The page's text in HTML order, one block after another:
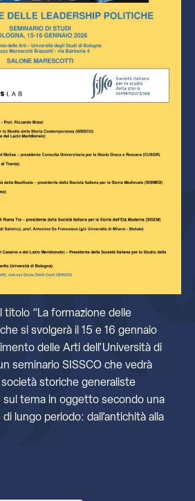
titolo “La formazione delle
si svolgerà il 15 e 16 gennaio
delle Arti dell’Università di
seminario SISSCO che vedrà
storiche generaliste
sul tema in oggetto secondo una
lungo periodo: dall’antichità alla